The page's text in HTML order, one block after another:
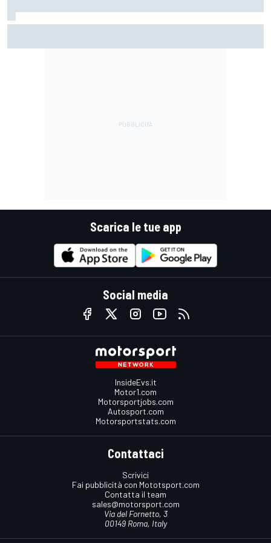
Scarica le tue app
Social media
InsideEvs.it
Motor1.com
Motorsportjobs.com
Autosport.com
Motorsportstats.com
Contattaci
Scrivici
Fai pubblicità con Mototsport.com
Contatta il team
sales@motorsport.com
Via del Fornetto, 3
00149 Roma, Italy